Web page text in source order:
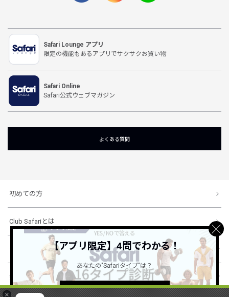
×
Safari Lounge アプリ
限定の機能もあるアプリでサクサクお買い物
Safari Online
Safari公式ウェブマガジン
よくある質問
初めての方
Club Safariとは
ショッピングガイド
会社概要・規約
【アプリ限定】4問でわかる！
あなたの"Safariタイプ"は？
詳しくはこちら ＞